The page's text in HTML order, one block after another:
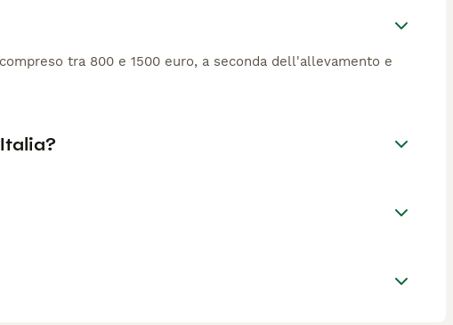
tra 800 e 1500 euro, a seconda dell'allevamento e